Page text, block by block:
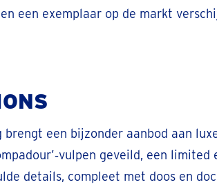
een exemplaar op de markt
een bijzonder aanbod aan
geveild, een
details, compleet met doos en